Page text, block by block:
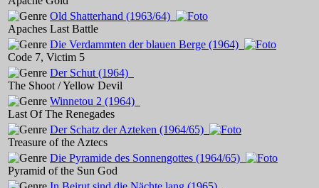
Old Shatterhand (1963/64)
Apaches Last Battle
Die Verdammten der blauen Berge (1964)
Code 7, Victim 5
Der Schut (1964)
The Shoot / Yellow Devil
Winnetou 2 (1964)
Last Of The Renegades
Der Schatz der Azteken (1964/65)
Treasure of the Aztecs
Die Pyramide des Sonnengottes (1964/65)
Pyramid of the Sun God